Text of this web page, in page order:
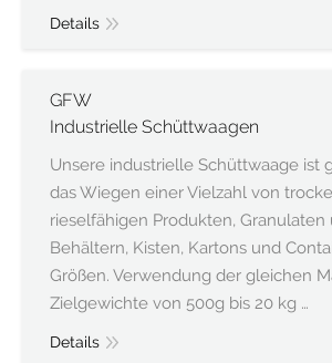
Details
GFW
Industrielle Schüttwaagen
Unsere industrielle Schüttwaage ist
das Wiegen einer Vielzahl von
rieselfähigen Produkten, Granulaten
Behältern, Kisten, Kartons und
Größen. Verwendung der gleichen
Zielgewichte von 500g bis 20 kg …
Details